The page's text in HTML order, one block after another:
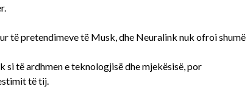
të pretendimeve të Musk, dhe Neuralink nuk ofroi shumë
si të ardhmen e teknologjisë dhe mjekësisë, por
të tij.